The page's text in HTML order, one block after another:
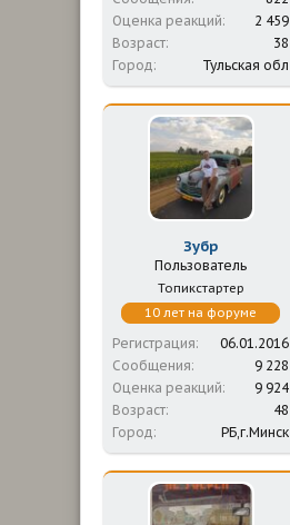
Оценка реакций
2 459
Возраст
38
Город
Тульская обл
Зубр
Пользователь
Топикстартер
10 лет на форуме
Регистрация
06.01.2016
Сообщения
9 228
Оценка реакций
9 924
Возраст
48
Город
РБ,г.Минск